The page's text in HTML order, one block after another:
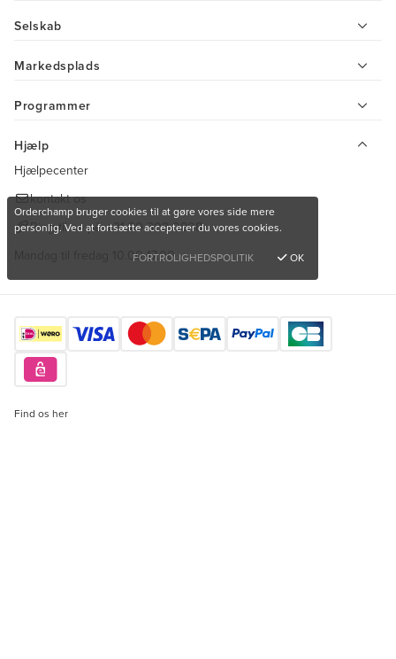
Selskab
Markedsplads
Programmer
Hjælp
Hjælpecenter
kontakt os
Ring til os på:+31 20 308 0808
Mandag til fredag 10.00-17.00
Find os her
Orderchamp bruger cookies til at gøre vores side mere
personlig. Ved at fortsætte accepterer du vores cookies.
FORTROLIGHEDSPOLITIK
OK